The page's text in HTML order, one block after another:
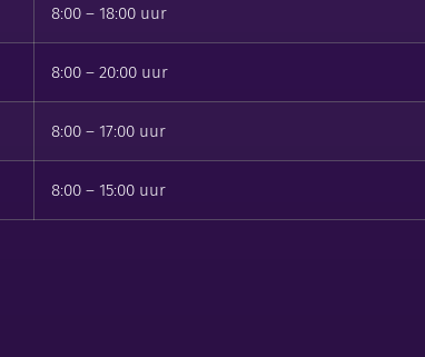
8:00 – 18:00 uur
8:00 – 20:00 uur
8:00 – 17:00 uur
8:00 – 15:00 uur